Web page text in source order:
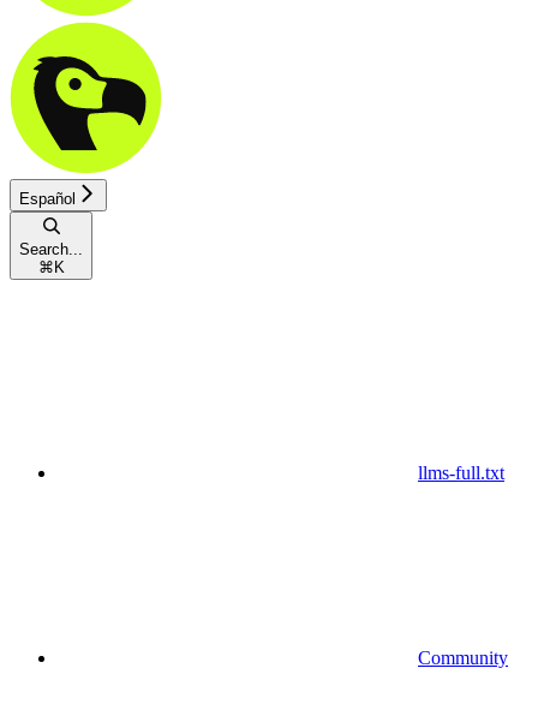
Español
Search...
⌘ K
llms-full.txt
Community